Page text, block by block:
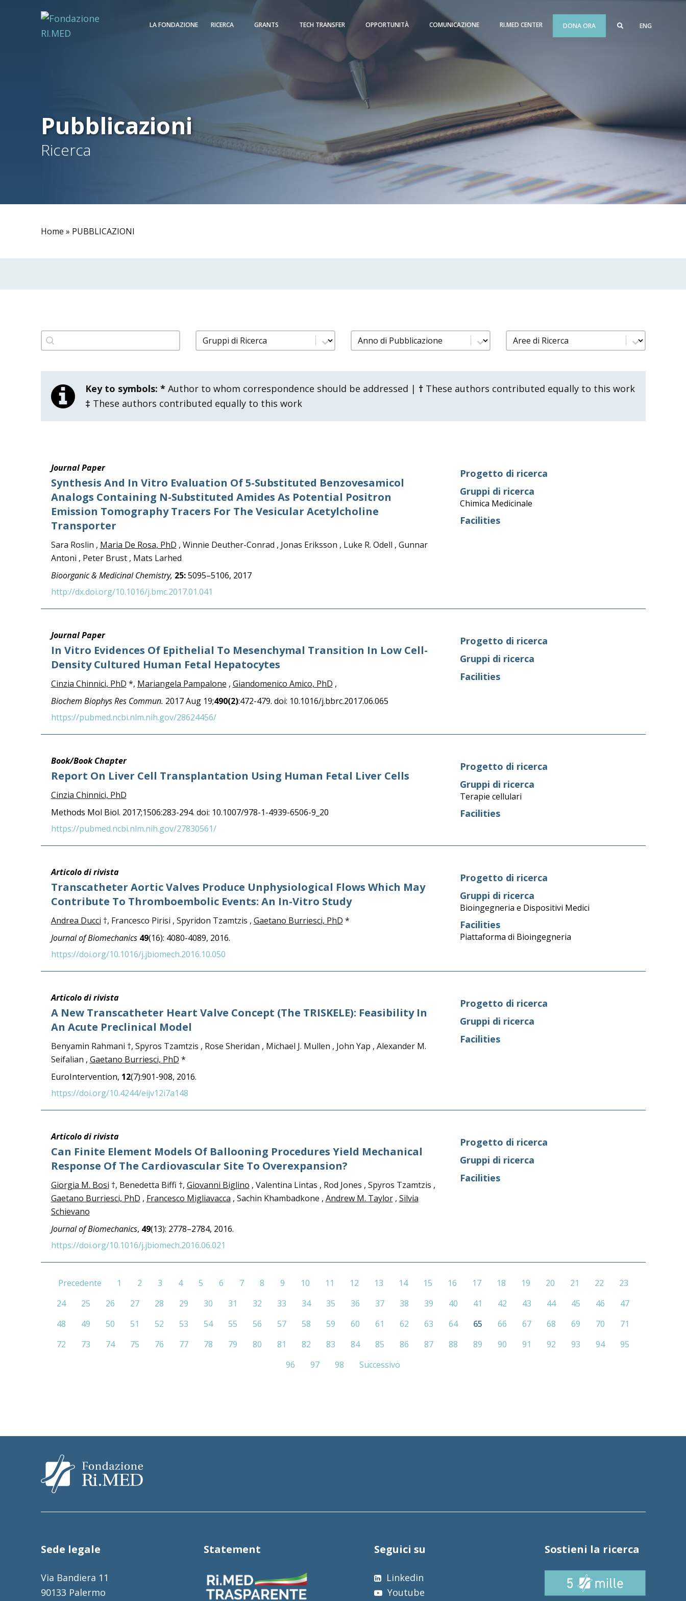
LA FONDAZIONE RICERCA GRANTS TECH TRANSFER OPPORTUNITÀ COMUNICAZIONE RI.MED CENTER DONA ORA ENG
Pubblicazioni
Ricerca
Home » PUBBLICAZIONI
filtro pubblicazioni titolo
Search content filtro pubblicazioni gruppi ricerca
Select content filtro pubblicazioni anno
Select content filtro pubblicazioni aree di ricerca
Select content
Key to symbols: *Author to whom correspondence should be addressed | †These authors contributed equally to this work
‡ These authors contributed equally to this work
Journal Paper
Synthesis And In Vitro Evaluation Of 5-Substituted Benzovesamicol
Analogs Containing N-Substituted Amides As Potential Positron
Emission Tomography Tracers For The Vesicular Acetylcholine
Transporter
Sara Roslin , Maria De Rosa, PhD , Winnie Deuther-Conrad , Jonas Eriksson , Luke R. Odell , Gunnar
Antoni , Peter Brust , Mats Larhed
Bioorganic & Medicinal Chemistry, 25:5095–5106, 2017
http://dx.doi.org/10.1016/j.bmc.2017.01.041
Progetto di ricerca
Gruppi di ricerca
Chimica Medicinale
Facilities
Journal Paper
In Vitro Evidences Of Epithelial To Mesenchymal Transition In Low Cell-
Density Cultured Human Fetal Hepatocytes
Cinzia Chinnici, PhD *, Mariangela Pampalone , Giandomenico Amico, PhD ,
Biochem Biophys Res Commun. 2017 Aug 19;490(2):472-479. doi: 10.1016/j.bbrc.2017.06.065
https://pubmed.ncbi.nlm.nih.gov/28624456/
Progetto di ricerca
Gruppi di ricerca
Facilities
Book/Book Chapter
Report On Liver Cell Transplantation Using Human Fetal Liver Cells
Cinzia Chinnici, PhD
Methods Mol Biol. 2017;1506:283-294. doi: 10.1007/978-1-4939-6506-9_20
https://pubmed.ncbi.nlm.nih.gov/27830561/
Progetto di ricerca
Gruppi di ricerca
Terapie cellulari
Facilities
Articolo di rivista
Transcatheter Aortic Valves Produce Unphysiological Flows Which May
Contribute To Thromboembolic Events: An In-Vitro Study
Andrea Ducci †, Francesco Pirisi , Spyridon Tzamtzis , Gaetano Burriesci, PhD *
Journal of Biomechanics 49(16): 4080-4089, 2016.
https://doi.org/10.1016/j.jbiomech.2016.10.050
Progetto di ricerca
Gruppi di ricerca
Bioingegneria e Dispositivi Medici
Facilities
Piattaforma di Bioingegneria
Articolo di rivista
A New Transcatheter Heart Valve Concept (the TRISKELE): Feasibility In
An Acute Preclinical Model
Benyamin Rahmani †, Spyros Tzamtzis , Rose Sheridan , Michael J. Mullen , John Yap , Alexander M.
Seifalian , Gaetano Burriesci, PhD *
EuroIntervention, 12(7):901-908, 2016.
https://doi.org/10.4244/eijv12i7a148
Progetto di ricerca
Gruppi di ricerca
Facilities
Articolo di rivista
Can Finite Element Models Of Ballooning Procedures Yield Mechanical
Response Of The Cardiovascular Site To Overexpansion?
Giorgia M. Bosi †, Benedetta Biffi †, Giovanni Biglino , Valentina Lintas , Rod Jones , Spyros Tzamtzis ,
Gaetano Burriesci, PhD , Francesco Migliavacca , Sachin Khambadkone , Andrew M. Taylor, Silvia
Schievano
Journal of Biomechanics, 49(13): 2778–2784, 2016.
https://doi.org/10.1016/j.jbiomech.2016.06.021
Progetto di ricerca
Gruppi di ricerca
Facilities
Precedente 1 2 3 4 5 6 7 8 9 10 11 12 13 14 15 16 17 18 19 20 21 22
23
24
25 26 27 28 29 30 31 32 33 34 35 36 37 38 39 40 41 42 43 44 45 46
47
48
49 50 51 52 53 54 55 56 57 58 59 60 61 62 63 64 65 66 67 68 69 70
71
72
73 74 75 76 77 78 79 80 81 82 83 84 85 86 87 88 89 90 91 92 93 94
95
96
97 98 Successivo
Sede legale
Via Bandiera 11
90133 Palermo
Statement Seguici su
Linkedin
Youtube
Sostieni la ricerca